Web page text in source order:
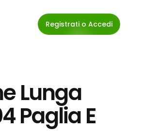
Registrati o Accedi
Lunga
Paglia E